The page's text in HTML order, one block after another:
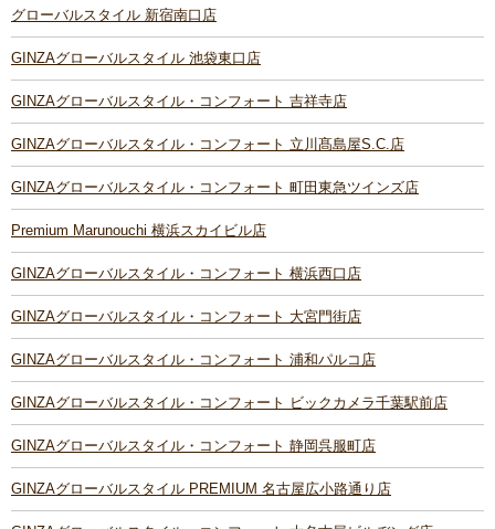
グローバルスタイル 新宿南口店
GINZAグローバルスタイル 池袋東口店
GINZAグローバルスタイル・コンフォート 吉祥寺店
GINZAグローバルスタイル・コンフォート 立川髙島屋S.C.店
GINZAグローバルスタイル・コンフォート 町田東急ツインズ店
Premium Marunouchi 横浜スカイビル店
GINZAグローバルスタイル・コンフォート 横浜西口店
GINZAグローバルスタイル・コンフォート 大宮門街店
GINZAグローバルスタイル・コンフォート 浦和パルコ店
GINZAグローバルスタイル・コンフォート ビックカメラ千葉駅前店
GINZAグローバルスタイル・コンフォート 静岡呉服町店
GINZAグローバルスタイル PREMIUM 名古屋広小路通り店